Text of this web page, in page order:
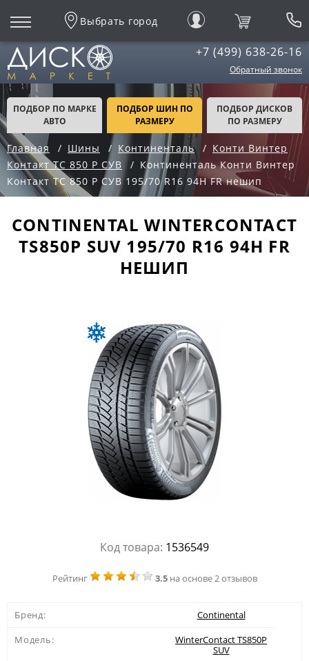
Выбрать город
+7 (499) 638-26-16
Обратный звонок
ПОДБОР ПО МАРКЕ
АВТО
ПОДБОР ШИН ПО
РАЗМЕРУ
ПОДБОР ДИСКОВ
ПО РАЗМЕРУ
Главная Шины Континенталь
Конти Винтер
Контакт ТС 850 Р СУВ
Континенталь Конти Винтер
Контакт ТС 850 Р СУВ 195/70 R16 94H FR нешип
CONTINENTAL WINTERCONTACT
TS850P SUV 195/70 R16 94H FR
НЕШИП
Код товара: 1536549
Рейтинг 3.5на основе 2 отзывов
Бренд:
Continental
Модель:
WinterContact TS850P
SUV